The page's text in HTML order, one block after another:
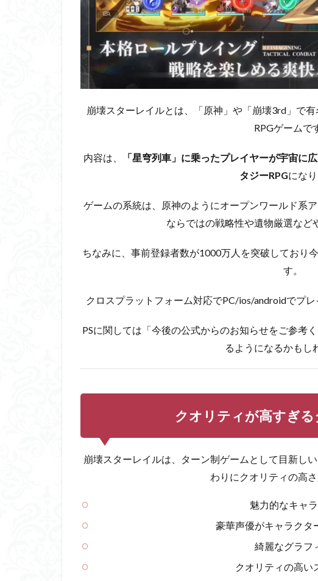
崩
壊
タ
ー
レ
イ
の
っ
た
ター
では
2.2
速・
オー
移動
が楽
崩壊スターレイルとは、「原神」や「崩壊3rd」で
RPGゲームで
内容は、
「星穹列車」に乗ったプレイヤーが宇宙に
タジーRPGになり
ゲームの系統は、原神のようにオープンワールド系
ならではの戦略性や遺物厳選など
ちなみに、 事前登録者数が1000万人を突破 しており
す。
クロスプラットフォーム対応でPC/ios/androidでプ
PSに関しては「今後の公式からのお知らせをご参考
るようになるかもし
クオリティが高すぎ
崩壊スターレイルは、ターン制ゲームとして目新し
わりにクオリティの高さ
魅力的なキャ
豪華声優がキャラクタ
綺麗なグラフ
クオリティの高い